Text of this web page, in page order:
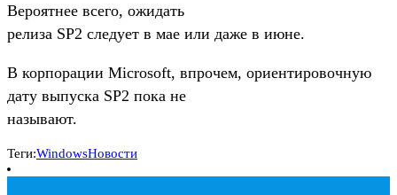
Вероятнее всего, ожидать
релиза SP2 следует в мае или даже в июне.
В корпорации Microsoft, впрочем, ориентировочную
дату выпуска SP2 пока не
называют.
Теги:WindowsНовости